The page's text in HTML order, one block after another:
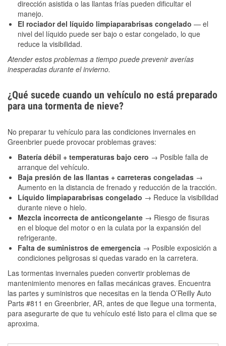
dirección asistida o las llantas frías pueden dificultar el
manejo.
El rociador del líquido limpiaparabrisas congelado — el
nivel del líquido puede ser bajo o estar congelado, lo que
reduce la visibilidad.
Atender estos problemas a tiempo puede prevenir averías
inesperadas durante el invierno.
¿Qué sucede cuando un vehículo no está preparado
para una tormenta de nieve?
No preparar tu vehículo para las condiciones invernales en
Greenbrier puede provocar problemas graves:
Batería débil + temperaturas bajo cero → Posible falla de
arranque del vehículo.
Baja presión de las llantas + carreteras congeladas →
Aumento en la distancia de frenado y reducción de la tracción.
Líquido limpiaparabrisas congelado → Reduce la visibilidad
durante nieve o hielo.
Mezcla incorrecta de anticongelante → Riesgo de fisuras
en el bloque del motor o en la culata por la expansión del
refrigerante.
Falta de suministros de emergencia → Posible exposición a
condiciones peligrosas si quedas varado en la carretera.
Las tormentas invernales pueden convertir problemas de
mantenimiento menores en fallas mecánicas graves. Encuentra
las partes y suministros que necesitas en la tienda O’Reilly Auto
Parts #811 en Greenbrier, AR, antes de que llegue una tormenta,
para asegurarte de que tu vehículo esté listo para el clima que se
aproxima.